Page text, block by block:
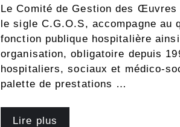
Le Comité de Gestion des
le sigle C.G.O.S, accompagne au
fonction publique hospitalière
organisation, obligatoire depuis
hospitaliers, sociaux et médico-
palette de prestations …
Lire plus